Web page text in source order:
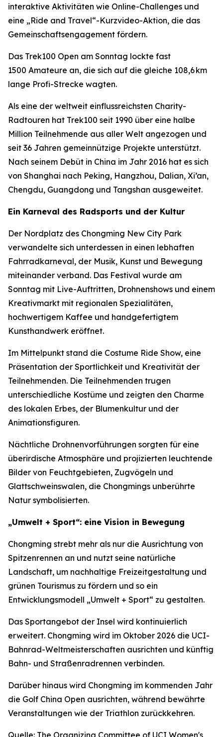
interaktive Aktivitäten wie Online-Challenges und
eine „Ride and Travel“-Kurzvideo-Aktion, die das
Gemeinschaftsengagement fördern.
Das Trek100 Open am Sonntag lockte fast
1500 Amateure an, die sich auf die gleiche 108,6 km
lange Profi-Strecke wagten.
Als eine der weltweit einflussreichsten Charity-
Radtouren hat Trek100 seit 1990 über eine halbe
Million Teilnehmende aus aller Welt angezogen und
seit 36 Jahren gemeinnützige Projekte unterstützt.
Nach seinem Debüt in China im Jahr 2016 hat es sich
von Shanghai nach Peking, Hangzhou, Dalian, Xi’an,
Chengdu, Guangdong und Tangshan ausgeweitet.
Ein Karneval des Radsports und der Kultur
Der Nordplatz des Chongming New City Park
verwandelte sich unterdessen in einen lebhaften
Fahrradkarneval, der Musik, Kunst und Bewegung
miteinander verband. Das Festival wurde am
Sonntag mit Live-Auftritten, Drohnenshows und einem
Kreativmarkt mit regionalen Spezialitäten,
hochwertigem Kaffee und handgefertigtem
Kunsthandwerk eröffnet.
Im Mittelpunkt stand die Costume Ride Show, eine
Präsentation der Sportlichkeit und Kreativität der
Teilnehmenden. Die Teilnehmenden trugen
unterschiedliche Kostüme und zeigten den Charme
des lokalen Erbes, der Blumenkultur und der
Animationsfiguren.
Nächtliche Drohnenvorführungen sorgten für eine
überirdische Atmosphäre und projizierten leuchtende
Bilder von Feuchtgebieten, Zugvögeln und
Glattschweinswalen, die Chongmings unberührte
Natur symbolisierten.
„Umwelt + Sport“: eine Vision in Bewegung
Chongming strebt mehr als nur die Ausrichtung von
Spitzenrennen an und nutzt seine natürliche
Landschaft, um nachhaltige Freizeitgestaltung und
grünen Tourismus zu fördern und so ein
Entwicklungsmodell „Umwelt + Sport“ zu gestalten.
Das Sportangebot der Insel wird kontinuierlich
erweitert. Chongming wird im Oktober 2026 die UCI-
Bahnrad-Weltmeisterschaften ausrichten und künftig
Bahn- und Straßenradrennen verbinden.
Darüber hinaus wird Chongming im kommenden Jahr
die Golf China Open ausrichten, während bewährte
Veranstaltungen wie der Triathlon zurückkehren.
Quelle: The Organizing Committee of UCI Women's